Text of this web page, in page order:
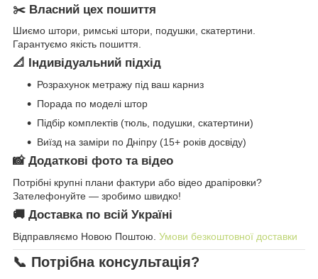
✂️ Власний цех пошиття
Шиємо штори, римські штори, подушки, скатертини.
Гарантуємо якість пошиття.
📐 Індивідуальний підхід
Розрахунок метражу під ваш карниз
Порада по моделі штор
Підбір комплектів (тюль, подушки, скатертини)
Виїзд на заміри по Дніпру (15+ років досвіду)
📸 Додаткові фото та відео
Потрібні крупні плани фактури або відео драпіровки?
Зателефонуйте — зробимо швидко!
🚚 Доставка по всій Україні
Відправляємо Новою Поштою. Умови безкоштовної доставки
📞 Потрібна консультація?